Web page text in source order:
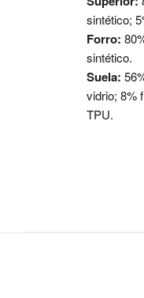
sintético;
Forro:
sintético.
Suela:
vidrio; 8%
TPU.